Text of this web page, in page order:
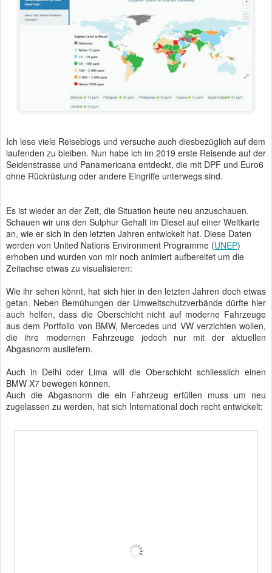
Ich lese viele Reiseblogs und versuche auch diesbezüglich auf dem
laufenden zu bleiben. Nun habe ich im 2019 erste Reisende auf der
Seidenstrasse und Panamericana entdeckt, die mit DPF und Euro6
ohne Rückrüstung oder andere Eingriffe unterwegs sind.
Es ist wieder an der Zeit, die Situation heute neu anzuschauen.
Schauen wir uns den Sulphur Gehalt im Diesel auf einer Weltkarte
an, wie er sich in den letzten Jahren entwickelt hat. Diese Daten
werden von United Nations Environment Programme (UNEP)
erhoben und wurden von mir noch animiert aufbereitet um die
Zeitachse etwas zu visualisieren:
Wie ihr sehen könnt, hat sich hier in den letzten Jahren doch etwas
getan. Neben Bemühungen der Umweltschutzverbände dürfte hier
auch helfen, dass die Oberschicht nicht auf moderne Fahrzeuge
aus dem Portfolio von BMW, Mercedes und VW verzichten wollen,
die ihre modernen Fahrzeuge jedoch nur mit der aktuellen
Abgasnorm ausliefern.
Auch in Delhi oder Lima will die Oberschicht schliesslich einen
BMW X7 bewegen können.
Auch die Abgasnorm die ein Fahrzeug erfüllen muss um neu
zugelassen zu werden, hat sich International doch recht entwickelt: